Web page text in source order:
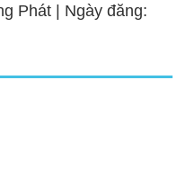
Phát | Ngày đăng: